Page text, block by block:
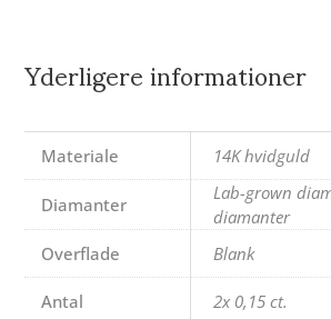
Yderligere informationer
Materiale 14K hvidguld
Diamanter
Lab-grown
diamanter
Overflade
Blank
Antal 2x 0,15 ct.